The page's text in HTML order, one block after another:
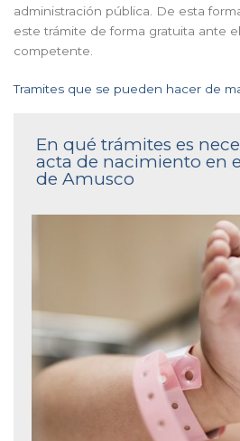
administración pública. De esta
este trámite de forma gratuita ante
competente.
Tramites que se pueden hacer de
En qué trámites es
acta de nacimiento en
de Amusco